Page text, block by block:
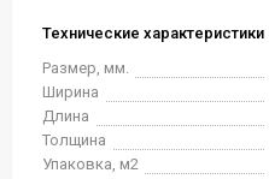
Технические характеристики
Размер, мм.
Ширина
Длина
Толщина
Упаковка, м2